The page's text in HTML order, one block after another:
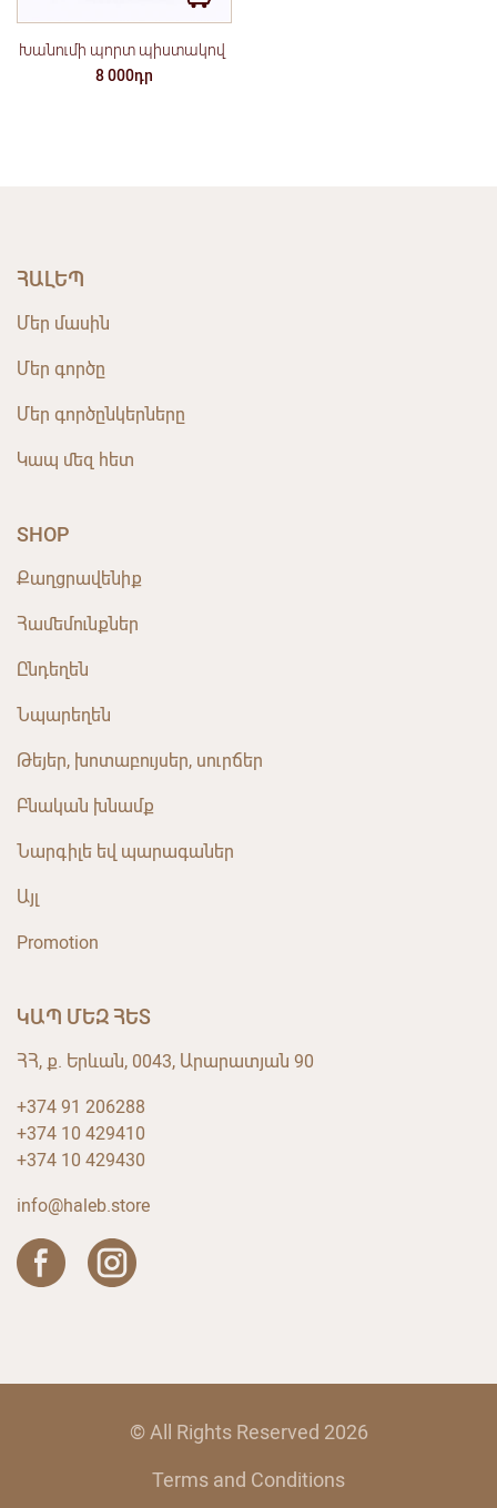
Խանումի պորտ պիստակով
8 000դր
ՀԱԼԵՊ
Մեր մասին
Մեր գործը
Մեր գործընկերները
Կապ մեզ հետ
SHOP
Քաղցրավենիք
Համեմունքներ
Ընդեղեն
Նպարեղեն
Թեյեր, խոտաբույսեր, սուրճեր
Բնական խնամք
Նարգիլե եվ պարագաներ
Այլ
Promotion
ԿԱՊ ՄԵԶ ՀԵՏ
ՀՀ, ք. Երևան, 0043, Արարատյան 90
+374 91 206288
+374 10 429410
+374 10 429430
info@haleb.store
© All Rights Reserved 2026
Terms and Conditions